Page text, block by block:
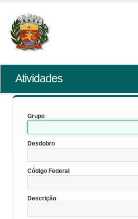
Atividades
Grupo
Desdobro
Código Federal
Descrição